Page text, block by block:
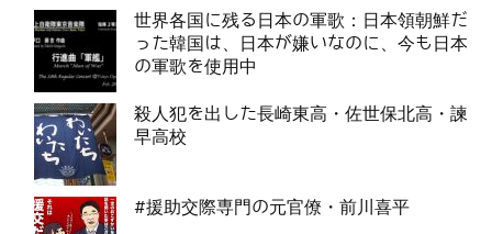
世界各国に残る日本の軍歌：日本領朝鮮だ
った韓国は、日本が嫌いなのに、今も日本
の軍歌を使用中
殺人犯を出した長崎東高・佐世保北高・諫
早高校
#援助交際専門の元官僚・前川喜平